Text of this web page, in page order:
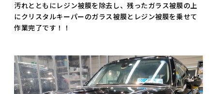
汚れとともにレジン被膜を除去し、残ったガラス被膜の上
にクリスタルキーパーのガラス被膜とレジン被膜を乗せて
作業完了です！！